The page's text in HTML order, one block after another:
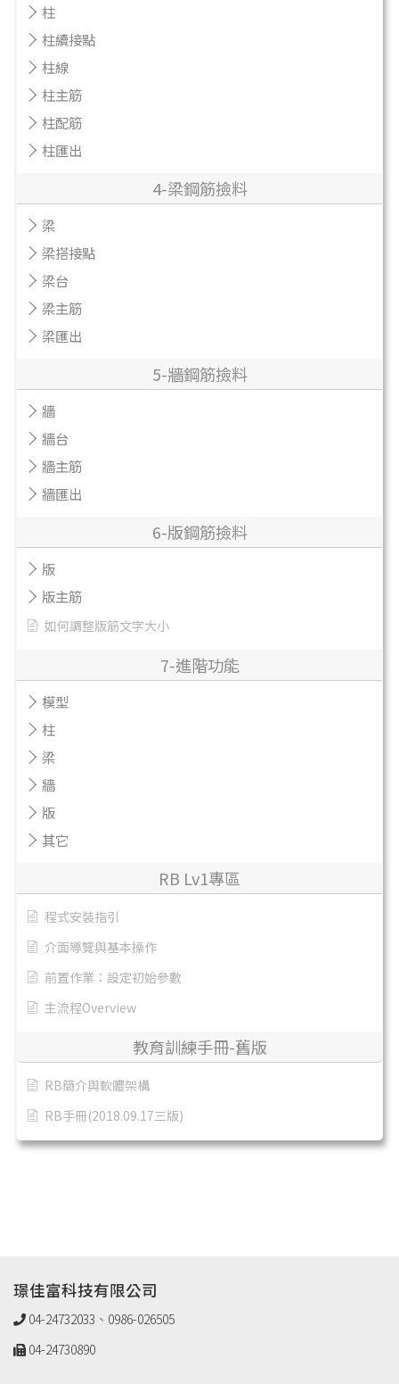
柱
柱續接點
柱線
柱主筋
柱配筋
柱匯出
4-梁鋼筋撿料
梁
梁搭接點
梁台
梁主筋
梁匯出
5-牆鋼筋撿料
牆
牆台
牆主筋
牆匯出
6-版鋼筋撿料
版
版主筋
如何調整版筋文字大小
7-進階功能
模型
柱
梁
牆
版
其它
RB Lv1專區
程式安裝指引
介面導覽與基本操作
前置作業：設定初始參數
主流程Overview
教育訓練手冊-舊版
RB簡介與軟體架構
RB手冊(2018.09.17三版)
璟佳富科技有限公司
04-24732033、0986-026505
04-24730890